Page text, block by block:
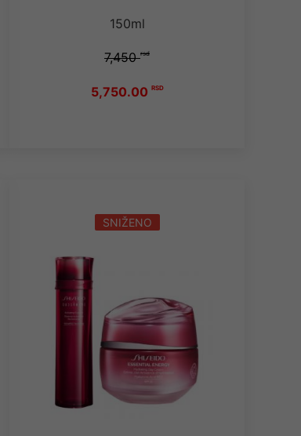
150ml
7,450rsd
5,750.00 RSD
SNIŽENO